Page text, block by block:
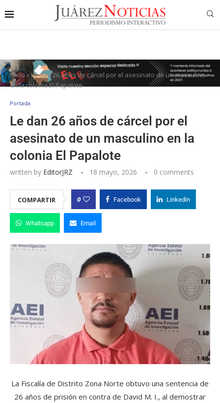
Inicio»Le dan 26 años de cárcel por el asesinato de un masculino
en la colonia El Papalote
Portada
Le dan 26 años de cárcel por el
asesinato de un masculino en la
colonia El Papalote
written by EditorJRZ 18 mayo, 2026 0 comments
COMPARTIR 0 Facebook Linkedin
Whatsapp Email
La Fiscalía de Distrito Zona Norte obtuvo una sentencia de
26 años de prisión en contra de David M. I., al demostrar